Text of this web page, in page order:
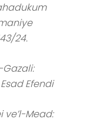
24.
Gazali:
Efendi
ve’l-Mead: